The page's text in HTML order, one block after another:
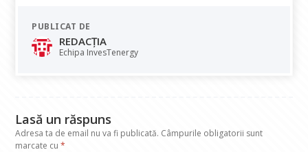
e
b
o
at
s
A dI
PUBLICAT DE
REDACȚIA
Echipa InvesTenergy
Lasă un răspuns
Adresa ta de email nu va fi publicată. Câmpurile obligatorii sunt
marcate cu*